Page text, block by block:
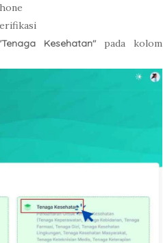
Kesehatan" pada kolom